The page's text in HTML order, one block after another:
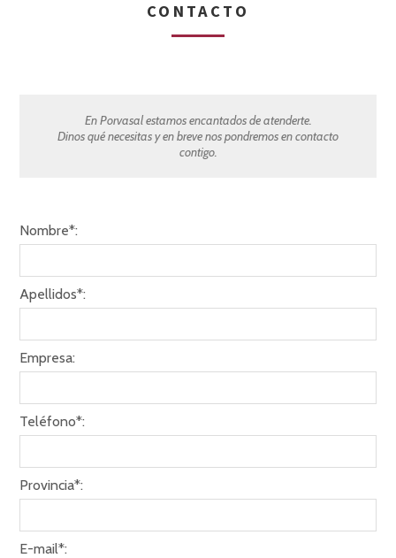
CONTACTO
En Porvasal estamos encantados de atenderte.
Dinos qué necesitas y en breve nos pondremos en contacto
contigo.
Nombre*:
Apellidos*:
Empresa:
Teléfono*:
Provincia*:
E-mail*: